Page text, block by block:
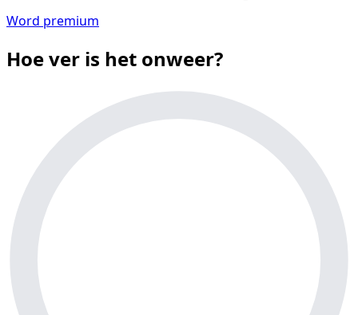
Word premium
Hoe ver is het onweer?